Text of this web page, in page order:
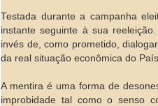
Testada durante a campanha
instante seguinte à sua
invés de, como prometido,
da real situação econômica do
A mentira é uma forma de
improbidade tal como o senso